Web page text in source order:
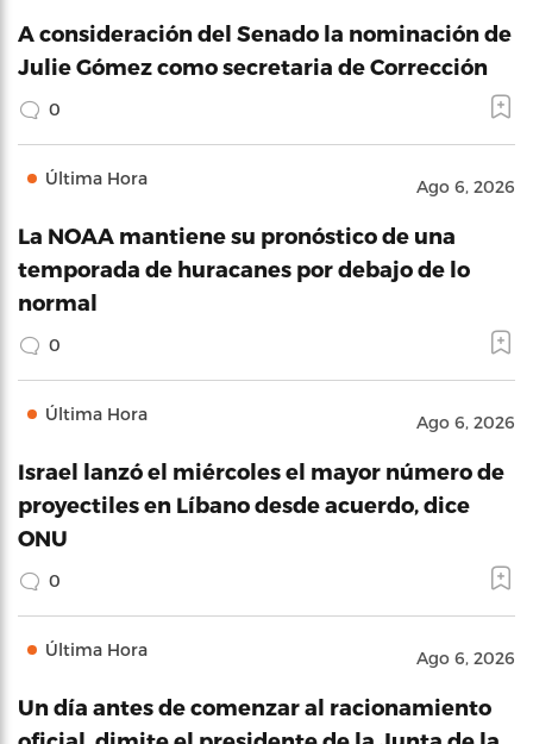
A consideración del Senado la nominación de
Julie Gómez como secretaria de Corrección
0
Última Hora Ago 6, 2026
La NOAA mantiene su pronóstico de una
temporada de huracanes por debajo de lo
normal
0
Última Hora Ago 6, 2026
Israel lanzó el miércoles el mayor número de
proyectiles en Líbano desde acuerdo, dice
ONU
0
Última Hora Ago 6, 2026
Un día antes de comenzar al racionamiento